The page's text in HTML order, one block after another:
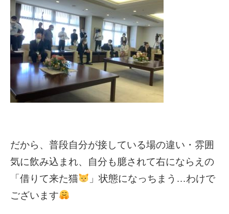
だから、普段自分が接している場の違い・雰囲
気に飲み込まれ、自分も臆されて右にならえの
「借りて来た猫
」状態になっちまう…わけで
ございます